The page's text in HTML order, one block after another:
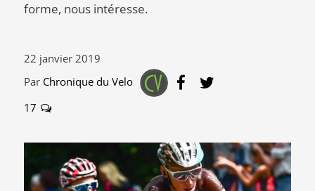
forme, nous intéresse.
22 janvier 2019
Par Chronique du Velo
17